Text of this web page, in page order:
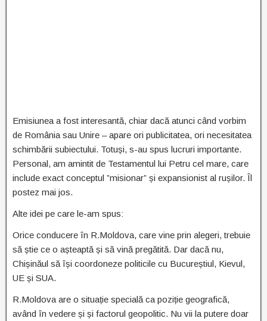
Emisiunea a fost interesantă, chiar dacă atunci când vorbim
de România sau Unire – apare ori publicitatea, ori necesitatea
schimbării subiectului. Totuși, s-au spus lucruri importante.
Personal, am amintit de Testamentul lui Petru cel mare, care
include exact conceptul ”misionar” și expansionist al rușilor. Îl
postez mai jos.
Alte idei pe care le-am spus:
Orice conducere în R.Moldova, care vine prin alegeri, trebuie
să știe ce o așteaptă și să vină pregătită. Dar dacă nu,
Chișinăul să își coordoneze politicile cu Bucureștiul, Kievul,
UE și SUA.
R.Moldova are o situație specială ca poziție geografică,
având în vedere și și factorul geopolitic. Nu vii la putere doar